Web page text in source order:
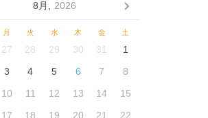
8月, 2026
月 火 水 木 金 土
27 28 29 30 31
1
3 4 5 6 7
8
10 11 12 13 14
15
17 18 19 20 21 22